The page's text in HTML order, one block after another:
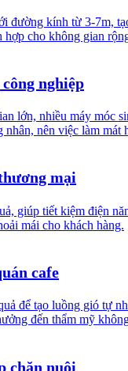
đường kính từ 3-7m,
hợp cho không gian
nghiệp
lớn, nhiều máy móc
nhân, nên việc làm mát
mại
giúp tiết kiệm điện
mái cho khách hàng.
cafe
để tạo luồng gió tự
đến thẩm mỹ
chăn nuôi